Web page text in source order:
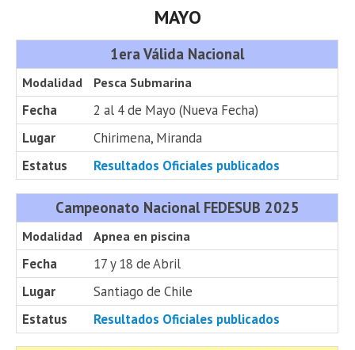
MAYO
1era Válida Nacional
Modalidad Pesca Submarina
Fecha
2 al 4 de Mayo (Nueva Fecha)
Lugar
Chirimena, Miranda
Estatus
Resultados Oficiales publicados
Campeonato Nacional FEDESUB 2025
Modalidad Apnea en piscina
Fecha
17 y 18 de Abril
Lugar
Santiago de Chile
Estatus
Resultados Oficiales publicados